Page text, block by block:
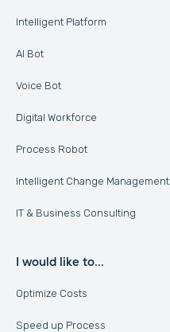
Intelligent Platform
AI Bot
Voice Bot
Digital Workforce
Process Robot
Intelligent Change Management
IT & Business Consulting
I would like to...
Optimize Costs
Speed up Process